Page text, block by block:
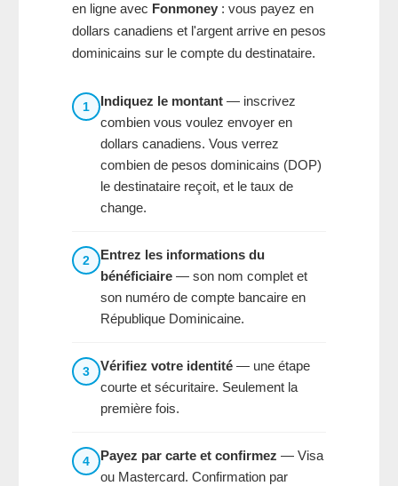
en ligne avec Fonmoney : vous payez en
dollars canadiens et l'argent arrive en pesos
dominicains sur le compte du destinataire.
1 Indiquez le montant — inscrivez
combien vous voulez envoyer en
dollars canadiens. Vous verrez
combien de pesos dominicains (DOP)
le destinataire reçoit, et le taux de
change.
2
Entrez les informations du
bénéficiaire — son nom complet et
son numéro de compte bancaire en
République Dominicaine.
3 Vérifiez votre identité — une étape
courte et sécuritaire. Seulement la
première fois.
4 Payez par carte et confirmez — Visa
ou Mastercard. Confirmation par